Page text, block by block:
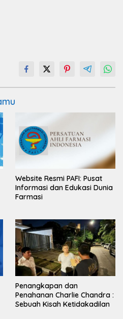
Website Resmi PAFI: Pusat
Informasi dan Edukasi Dunia
Farmasi
Penangkapan dan
Penahanan Charlie Chandra :
Sebuah Kisah Ketidakadilan